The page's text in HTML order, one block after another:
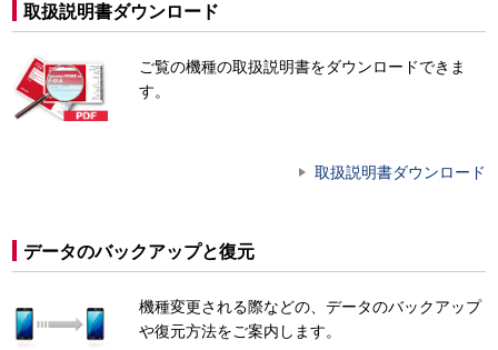
取扱説明書ダウンロード
ご覧の機種の取扱説明書をダウンロードできま
す。
取扱説明書ダウンロード
データのバックアップと復元
機種変更される際などの、データのバックアップ
や復元方法をご案内します。